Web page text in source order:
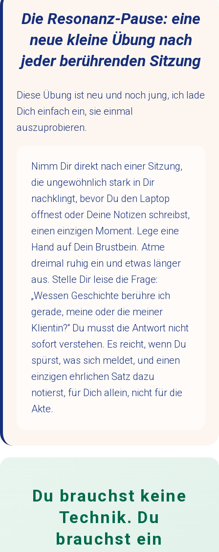
Die Resonanz-Pause: eine
neue kleine Übung nach
jeder berührenden Sitzung
Diese Übung ist neu und noch jung, ich lade
Dich einfach ein, sie einmal
auszuprobieren.
Nimm Dir direkt nach einer Sitzung,
die ungewöhnlich stark in Dir
nachklingt, bevor Du den Laptop
öffnest oder Deine Notizen schreibst,
einen einzigen Moment. Lege eine
Hand auf Dein Brustbein. Atme
dreimal ruhig ein und etwas länger
aus. Stelle Dir leise die Frage:
„Wessen Geschichte berühre ich
gerade, meine oder die meiner
Klientin?“ Du musst die Antwort nicht
sofort verstehen. Es reicht, wenn Du
spürst, was sich meldet, und einen
einzigen ehrlichen Satz dazu
notierst, für Dich allein, nicht für die
Akte.
Du brauchst keine
Technik. Du
brauchst ein